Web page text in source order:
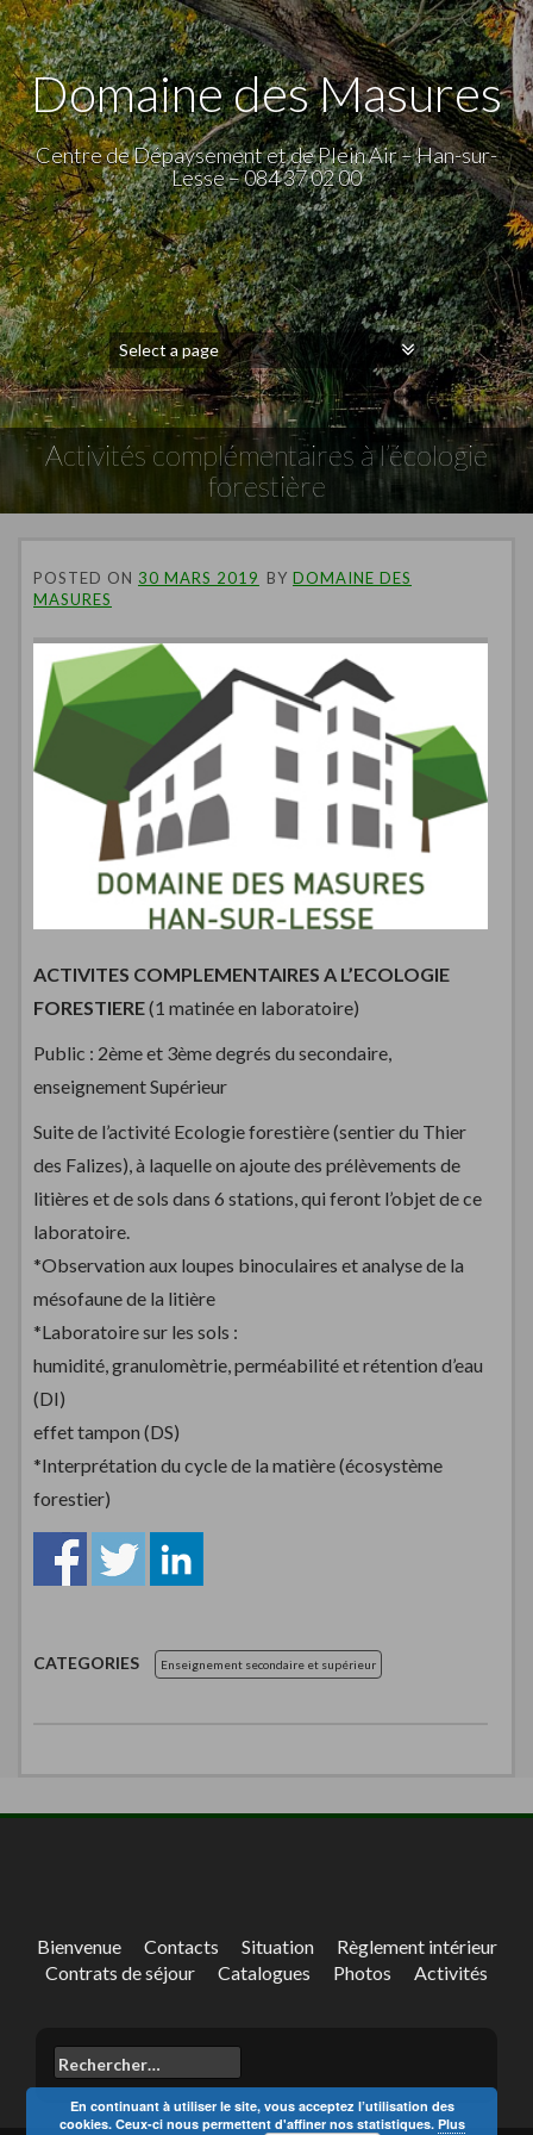
Domaine des Masures
Centre de Dépaysement et de Plein Air – Han-sur-
Lesse – 084 37 02 00
Activités complémentaires à l’écologie
forestière
POSTED ON 30 MARS 2019 BY DOMAINE DES
MASURES
ACTIVITES COMPLEMENTAIRES A L’ECOLOGIE
FORESTIERE(1 matinée en laboratoire)
Public : 2ème et 3ème degrés du secondaire,
enseignement Supérieur
Suite de l’activité Ecologie forestière (sentier du Thier
des Falizes), à laquelle on ajoute des prélèvements de
litières et de sols dans 6 stations, qui feront l’objet de ce
laboratoire.
*Observation aux loupes binoculaires et analyse de la
mésofaune de la litière
*Laboratoire sur les sols :
humidité, granulomètrie, perméabilité et rétention d’eau
(DI)
effet tampon (DS)
*Interprétation du cycle de la matière (écosystème
forestier)
CATEGORIES Enseignement secondaire et supérieur
Bienvenue Contacts Situation
Règlement intérieur
Contrats de séjour
Catalogues Photos Activités
Rechercher :
En continuant à utiliser le site, vous acceptez l’utilisation des
cookies. Ceux-ci nous permettent d'affiner nos statistiques. Plus